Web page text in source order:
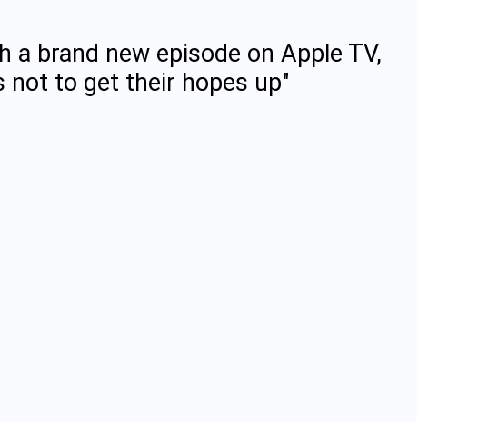
brand new episode on Apple TV,
not to get their hopes up"